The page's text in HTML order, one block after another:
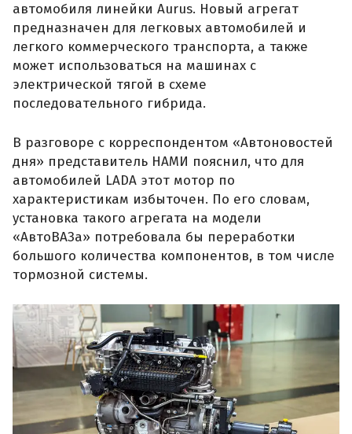
автомобиля линейки Aurus. Новый агрегат
предназначен для легковых автомобилей и
легкого коммерческого транспорта, а также
может использоваться на машинах с
электрической тягой в схеме
последовательного гибрида.
В разговоре с корреспондентом «Автоновостей
дня» представитель НАМИ пояснил, что для
автомобилей LADA этот мотор по
характеристикам избыточен. По его словам,
установка такого агрегата на модели
«АвтоВАЗа» потребовала бы переработки
большого количества компонентов, в том числе
тормозной системы.